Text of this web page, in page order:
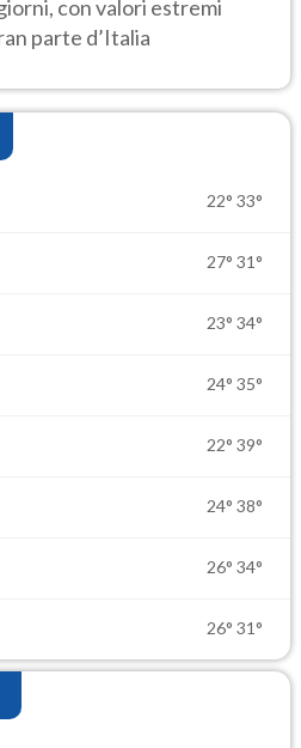
con valori estremi
parte d’Italia
22° 33°
27° 31°
23° 34°
24° 35°
22° 39°
24° 38°
26° 34°
26° 31°